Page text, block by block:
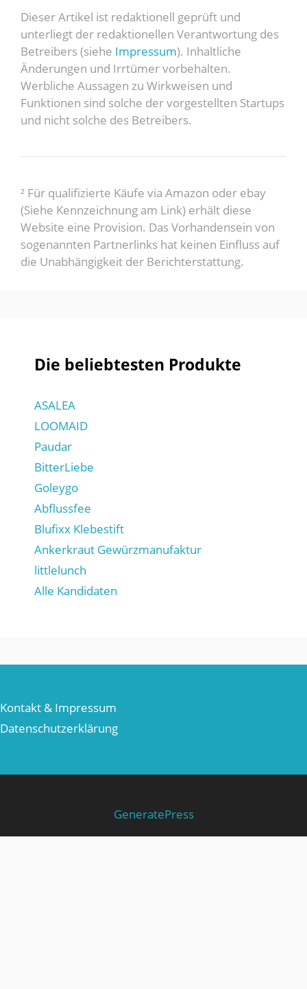
Dieser Artikel ist redaktionell geprüft und
unterliegt der redaktionellen Verantwortung des
Betreibers (siehe Impressum). Inhaltliche
Änderungen und Irrtümer vorbehalten.
Werbliche Aussagen zu Wirkweisen und
Funktionen sind solche der vorgestellten Startups
und nicht solche des Betreibers.
² Für qualifizierte Käufe via Amazon oder ebay
(Siehe Kennzeichnung am Link) erhält diese
Website eine Provision. Das Vorhandensein von
sogenannten Partnerlinks hat keinen Einfluss auf
die Unabhängigkeit der Berichterstattung.
Die beliebtesten Produkte
ASALEA
LOOMAID
Paudar
BitterLiebe
Goleygo
Abflussfee
Blufixx Klebestift
Ankerkraut Gewürzmanufaktur
littlelunch
Alle Kandidaten
Kontakt & Impressum
Datenschutzerklärung
GeneratePress